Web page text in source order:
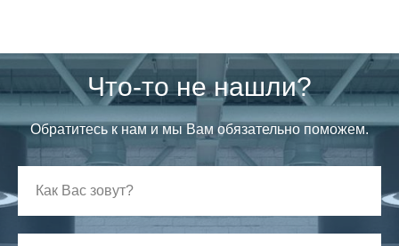
Что-то не нашли?
Обратитесь к нам и мы Вам обязательно поможем.